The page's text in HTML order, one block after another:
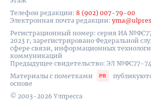
Телефон редакции: 8 (902) 007-79-00
Электронная почта редакции:
Регистрационный номер: серия ИА
2023 г, зарегистрировано Федеральной
сфере связи, информационных
коммуникаций
Предыдущее свидетельство: ЭЛ №ФС77-
Материалы с пометками
основе
© 2003-2026 Улпресса